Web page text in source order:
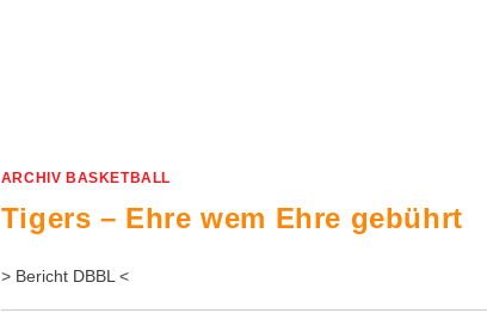
ARCHIV BASKETBALL
Tigers – Ehre wem Ehre gebührt
> Bericht DBBL <